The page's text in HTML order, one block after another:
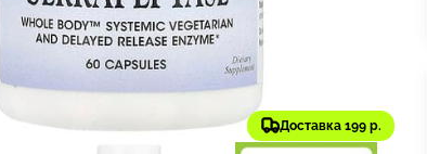
Доставка 199 р.